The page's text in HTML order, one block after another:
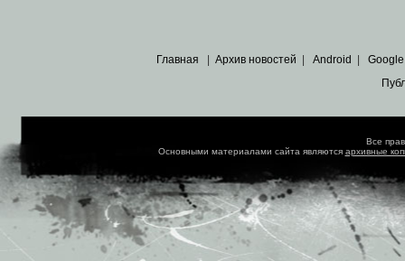
Главная | Архив новостей | Android | Google
Все
Основными материалами сайта являются архивные